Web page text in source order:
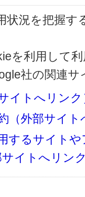
状況を把握す
を利用して
社の関連
イトへリンク
（外部サイ
するサイト
イトへリン